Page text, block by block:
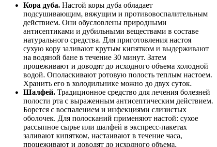
Кора дуба. Настой коры дуба обладает
подсушивающим, вяжущим и противовоспалительным
действием. Они обусловлены природными
антисептиками и дубильными веществами в составе
натурального средства. Для приготовления настоя
сухую кору заливают крутым кипятком и выдерживают
на водяной бане в течение 30 минут. Затем
процеживают и доводят до исходного объема холодной
водой. Ополаскивают ротовую полость теплым настоем.
Хранить его в холодильнике можно до двух суток.
Шалфей. Традиционное средство для лечения болезней
полости рта с выраженным антисептическим действием.
Борется с воспалением и инфекциями слизистых
оболочек. Для полосканий применяют настой: сухое
рассыпное сырье или шалфей в экспресс-пакетах
заливают кипятком, настаивают в течение часа,
процеживают и доводят до исходного объема.